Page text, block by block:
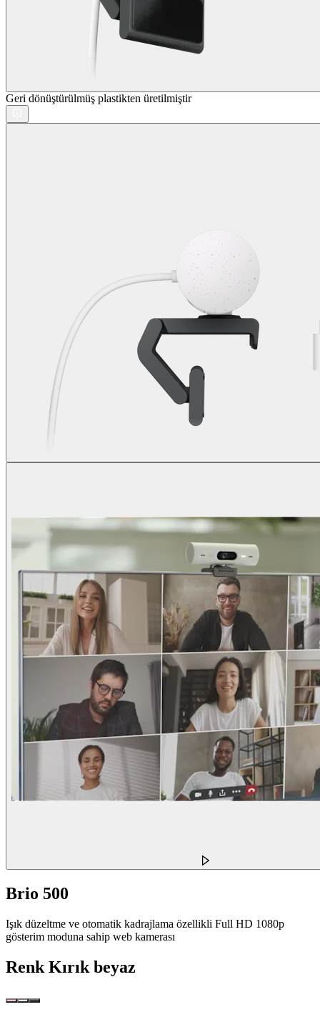
Geri dönüştürülmüş plastikten üretilmiştir
Brio 500
Işık düzeltme ve otomatik kadrajlama özellikli Full HD 1080p
gösterim moduna sahip web kamerası
Renk Kırık beyaz